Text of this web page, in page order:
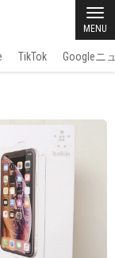
MENU
TikTok Googleニ